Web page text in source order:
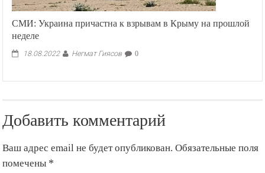
СМИ: Украина причастна к взрывам в Крыму на прошлой
неделе
18.08.2022 Негмат Гиясов 0
Добавить комментарий
Ваш адрес email не будет опубликован. Обязательные поля
помечены *